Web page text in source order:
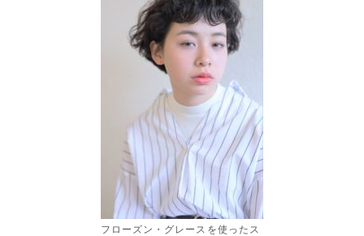
フローズン・グレースを使ったス